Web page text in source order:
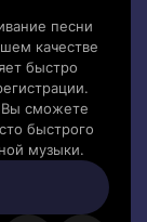
песни
качестве
быстро
Вы сможете
быстрого
музыки.